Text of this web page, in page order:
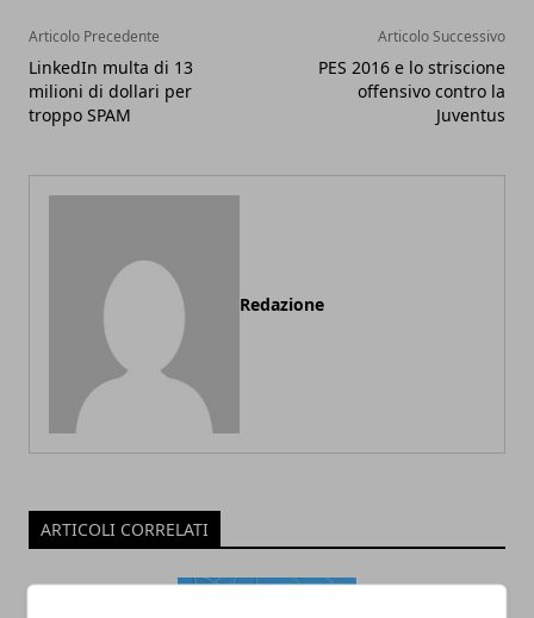
Articolo Precedente
LinkedIn multa di 13
milioni di dollari per
troppo SPAM
Articolo Successivo
PES 2016 e lo striscione
offensivo contro la
Juventus
Redazione
ARTICOLI CORRELATI